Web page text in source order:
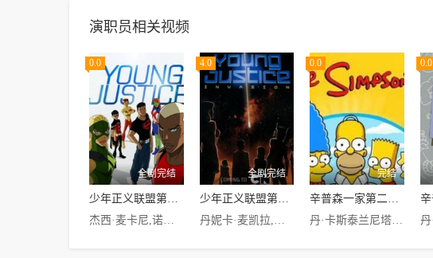
演职员相关视频
0.0
全剧完结
4.0
全剧完结
0.0
完结
0.0